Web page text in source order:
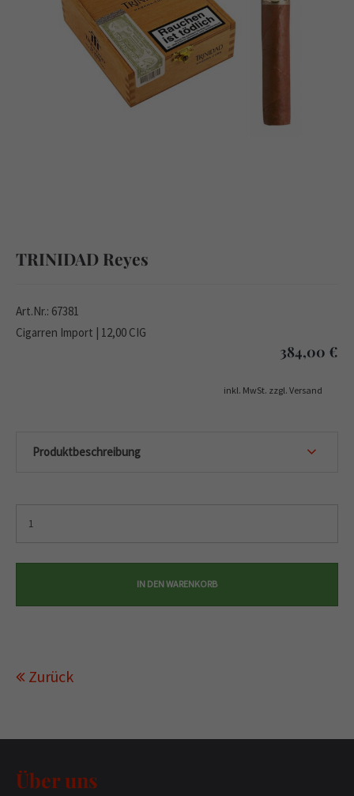
TRINIDAD Reyes
Art.Nr.: 67381
Cigarren Import | 12,00 CIG
384,00 €
inkl. MwSt. zzgl. Versand
Produktbeschreibung
Zurück
Über uns